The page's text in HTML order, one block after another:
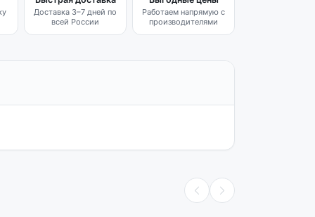
Доставка 3–7 дней по
всей России
Работаем напрямую с
производителями